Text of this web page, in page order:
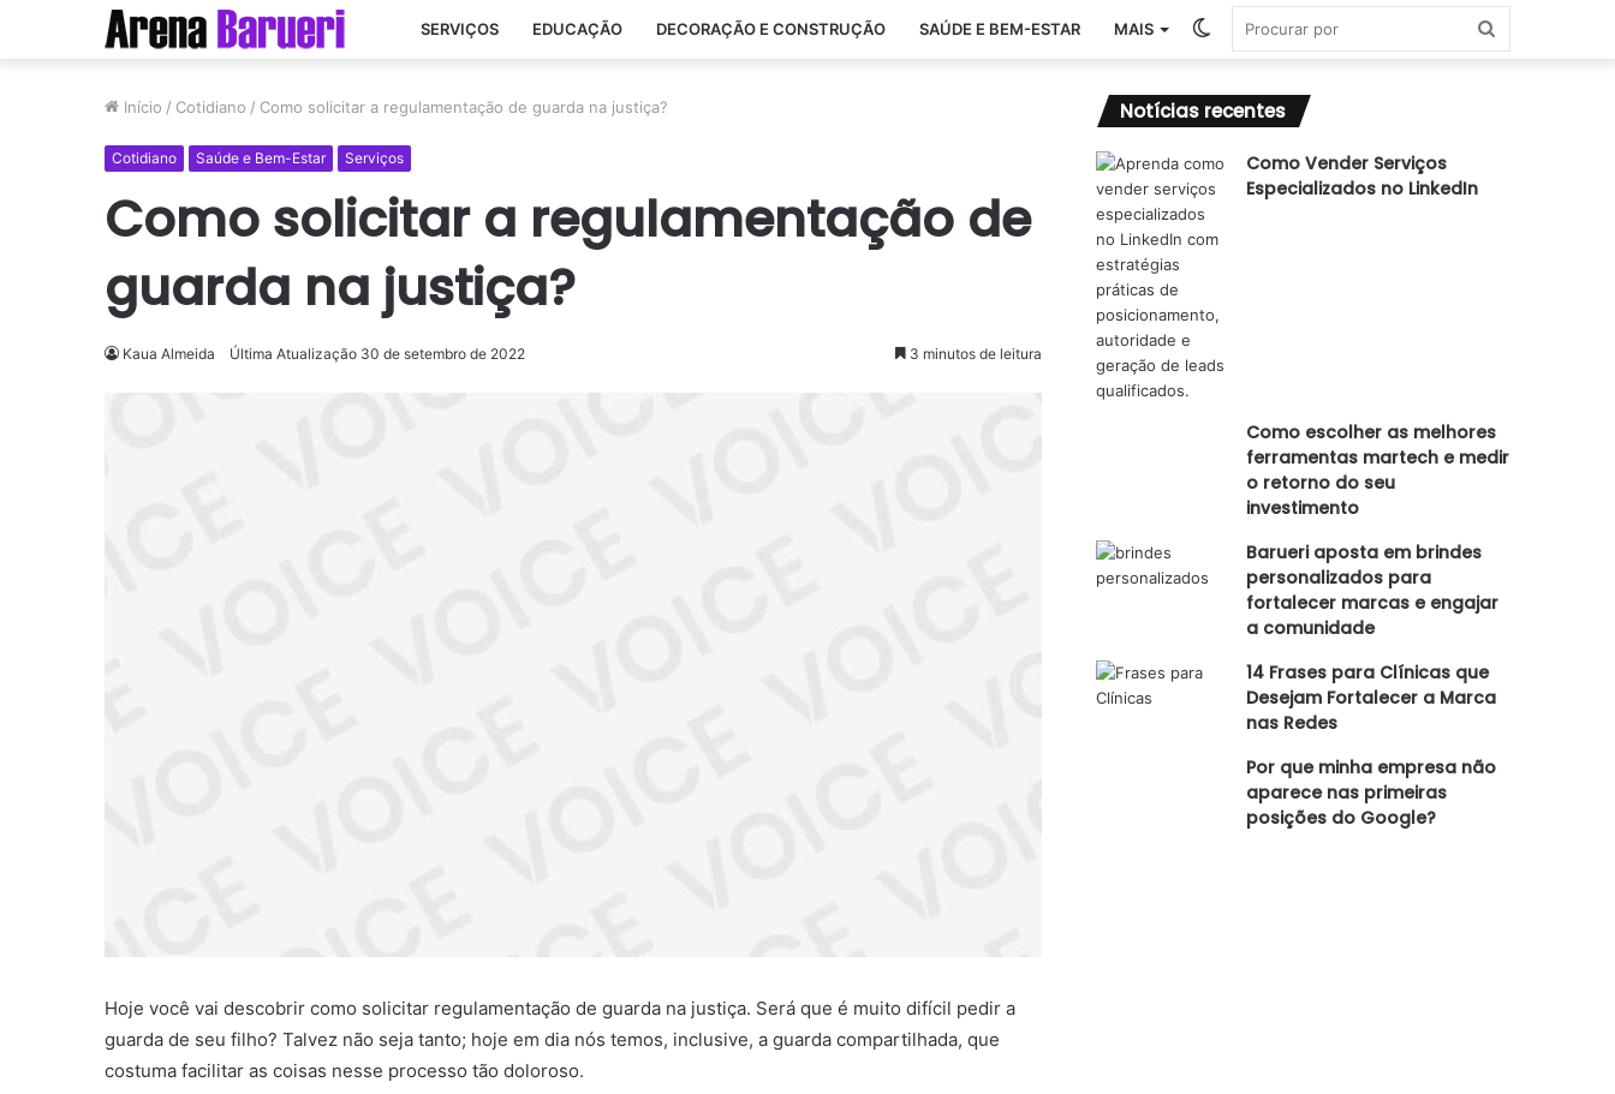
SERVIÇOS EDUCAÇÃO DECORAÇÃO E CONSTRUÇÃO SAÚDE E BEM-ESTAR MAIS Switch
Início / Cotidiano / Como solicitar a regulamentação de guarda na justiça?
Cotidiano Saúde e Bem-Estar Serviços
Como solicitar a regulamentação de
guarda na justiça?
Kaua Almeida Última Atualização 30 de setembro de 2022 3 minutos de leitura
Hoje você vai descobrir como solicitar regulamentação de guarda na justiça. Será que é muito difícil pedir a
guarda de seu filho? Talvez não seja tanto; hoje em dia nós temos, inclusive, a guarda compartilhada, que
costuma facilitar as coisas nesse processo tão doloroso.
Notícias recentes
Como Vender Serviços
Especializados no LinkedIn
Como escolher as melhores
ferramentas martech e medir
o retorno do seu
investimento
Barueri aposta em brindes
personalizados para
fortalecer marcas e engajar
a comunidade
14 Frases para Clínicas que
Desejam Fortalecer a Marca
nas Redes
Por que minha empresa não
aparece nas primeiras
posições do Google?